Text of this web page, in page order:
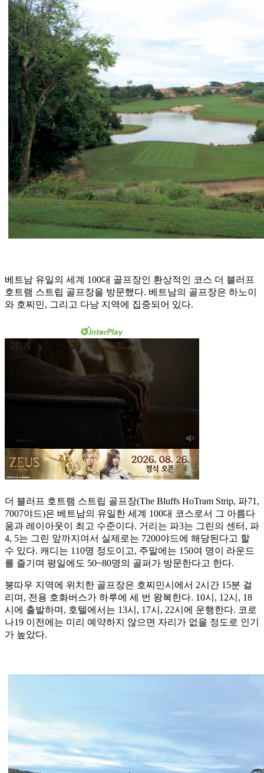
베트남 유일의 세계 100대 골프장인 환상적인 코스 더 블러프
호트램 스트립 골프장을 방문했다. 베트남의 골프장은 하노이
와 호찌민, 그리고 다낭 지역에 집중되어 있다.
더 블러프 호트램 스트립 골프장(The Bluffs HoTram Strip, 파71,
7007야드)은 베트남의 유일한 세계 100대 코스로서 그 아름다
움과 레이아웃이 최고 수준이다. 거리는 파3는 그린의 센터, 파
4, 5는 그린 앞까지여서 실제로는 7200야드에 해당된다고 할
수 있다. 캐디는 110명 정도이고, 주말에는 150여 명이 라운드
를 즐기며 평일에도 50~80명의 골퍼가 방문한다고 한다.
붕따우 지역에 위치한 골프장은 호찌민시에서 2시간 15분 걸
리며, 전용 호화버스가 하루에 세 번 왕복한다. 10시, 12시, 18
시에 출발하며, 호텔에서는 13시, 17시, 22시에 운행한다. 코로
나19 이전에는 미리 예약하지 않으면 자리가 없을 정도로 인기
가 높았다.